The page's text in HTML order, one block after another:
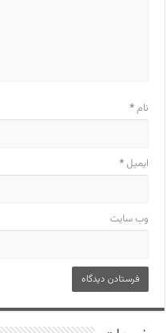
نام*
ایمیل*
وب‌ سایت